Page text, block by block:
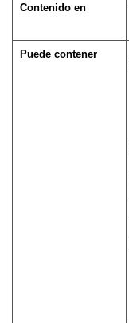
Contenido en
Puede contener